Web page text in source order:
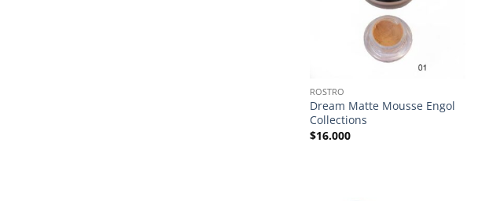
ROSTRO
Dream Matte Mousse Engol
Collections
$16.000